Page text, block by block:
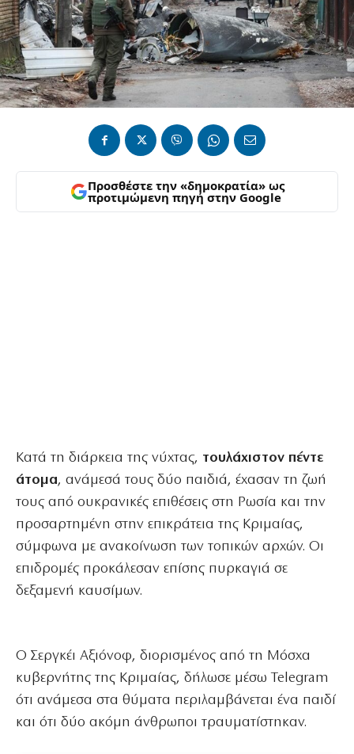
Προσθέστε την «δημοκρατία» ως
προτιμώμενη πηγή στην Google
Κατά τη διάρκεια της νύχτας, τουλάχιστον πέντε
άτομα, ανάμεσά τους δύο παιδιά, έχασαν τη ζωή
τους από ουκρανικές επιθέσεις στη Ρωσία και την
προσαρτημένη στην επικράτεια της Κριμαίας,
σύμφωνα με ανακοίνωση των τοπικών αρχών. Οι
επιδρομές προκάλεσαν επίσης πυρκαγιά σε
δεξαμενή καυσίμων.
Ο Σεργκέι Αξιόνοφ, διορισμένος από τη Μόσχα
κυβερνήτης της Κριμαίας, δήλωσε μέσω Telegram
ότι ανάμεσα στα θύματα περιλαμβάνεται ένα παιδί
και ότι δύο ακόμη άνθρωποι τραυματίστηκαν.